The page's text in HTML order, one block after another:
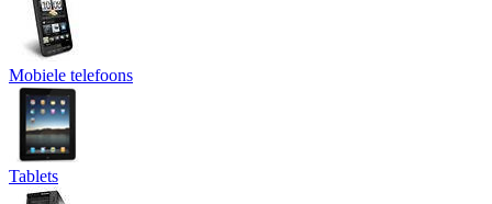
Mobiele telefoons
Tablets